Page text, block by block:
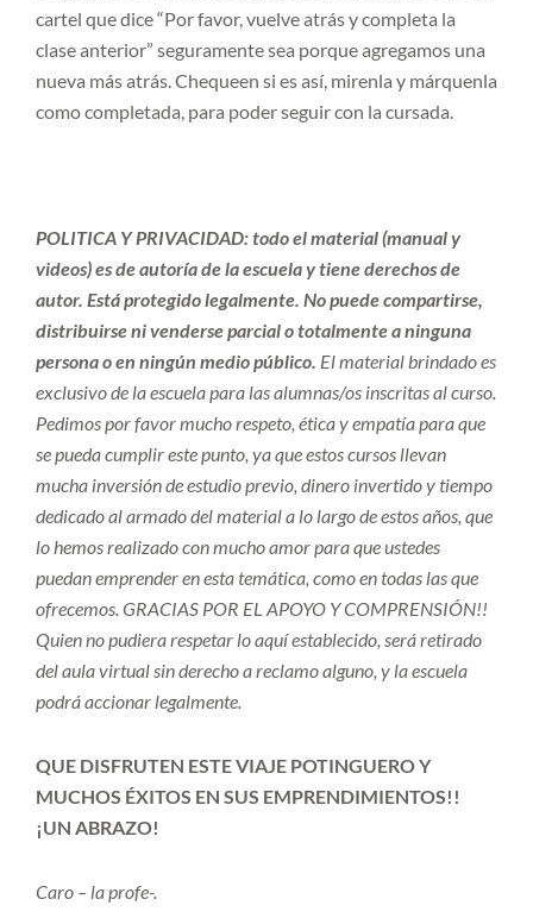
cartel que dice “Por favor, vuelve atrás y completa la
clase anterior” seguramente sea porque agregamos una
nueva más atrás. Chequeen si es así, mirenla y márquenla
como completada, para poder seguir con la cursada.
POLITICA Y PRIVACIDAD:todo el material (manual y
videos) es de autoría de la escuela y tiene derechos de
autor. Está protegido legalmente. No puede compartirse,
distribuirse ni venderse parcial o totalmente a ninguna
persona o en ningún medio público. El material brindado es
exclusivo de la escuela para las alumnas/os inscritas al curso.
Pedimos por favor mucho respeto, ética y empatía para que
se pueda cumplir este punto, ya que estos cursos llevan
mucha inversión de estudio previo, dinero invertido y tiempo
dedicado al armado del material a lo largo de estos años, que
lo hemos realizado con mucho amor para que ustedes
puedan emprender en esta temática, como en todas las que
ofrecemos. GRACIAS POR EL APOYO Y COMPRENSIÓN!!
Quien no pudiera respetar lo aquí establecido, será retirado
del aula virtual sin derecho a reclamo alguno, y la escuela
podrá accionar legalmente.
QUE DISFRUTEN ESTE VIAJE POTINGUERO Y
MUCHOS ÉXITOS EN SUS EMPRENDIMIENTOS!!
¡UN ABRAZO!
Caro – la profe-.